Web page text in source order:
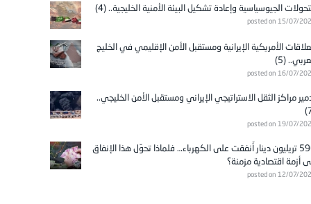
الجيوسياسية وإعادة تشكيل البيئة الأمنية الخليجية.. (4)
posted on 15/07/
الأمريكية الإيرانية ومستقبل الأمن الإقليمي في الخليج
(5)
posted on 16/07/
مراكز الثقل الاستراتيجي الإيراني ومستقبل الأمن الخليجي..
posted on 19/07/
596 تريليون دينار أُنفقت على الكهرباء… فلماذا تحوّل هذا الإنفاق
أزمة اقتصادية مزمنة؟
posted on 12/07/